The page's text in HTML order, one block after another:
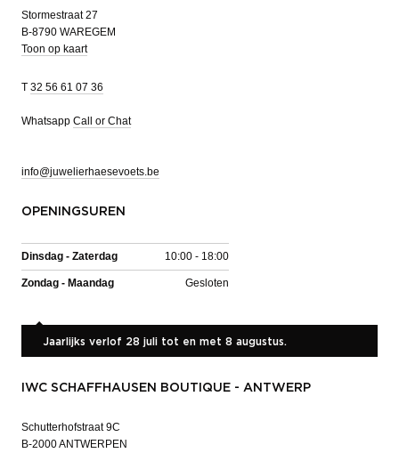
Stormestraat 27
B-8790 WAREGEM
Toon op kaart
T 32 56 61 07 36
Whatsapp Call or Chat
info@juwelierhaesevoets.be
OPENINGSUREN
Dinsdag - Zaterdag 10:00 - 18:00
Zondag - Maandag Gesloten
Jaarlijks verlof 28 juli tot en met 8 augustus.
IWC SCHAFFHAUSEN BOUTIQUE - ANTWERP
Schutterhofstraat 9C
B-2000 ANTWERPEN